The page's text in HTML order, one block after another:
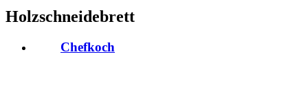
Holzschneidebrett
Chefkoch